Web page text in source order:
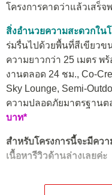
โครงการคาดว่าแล้วเสร็จ
สิ่งอำนวยความสะดวกใน
ร่มรื่นไปด้วยพื้นที่สีเขียวข
ความยาวกว่า 25 เมตร พ
งานตลอด 24 ชม., Co-
Sky Lounge, Semi-
ความปลอดภัยมาตรฐานต
บาท*
สำหรับโครงการนี้จะมีคว
เนื้อหารีวิวด้านล่างเลยค่ะ